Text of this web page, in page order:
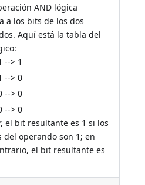
AND lógica
a los bits de los dos
Aquí está la tabla del
--> 1
--> 0
--> 0
--> 0
el bit resultante es 1 si los
del operando son 1; en
el bit resultante es